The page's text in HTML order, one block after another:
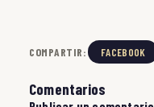
COMPARTIR: FACEBOOK
Comentarios